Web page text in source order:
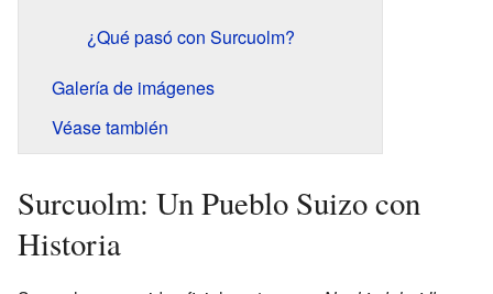
¿Qué pasó con Surcuolm?
Galería de imágenes
Véase también
Surcuolm: Un Pueblo Suizo con
Historia